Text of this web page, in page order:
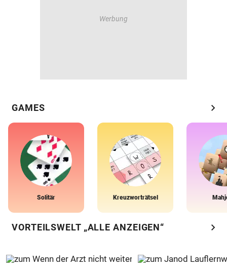
GAMES chevron_right
Solitär Kreuzworträtsel
VORTEILSWELT „ALLE ANZEIGEN“ chevron_right